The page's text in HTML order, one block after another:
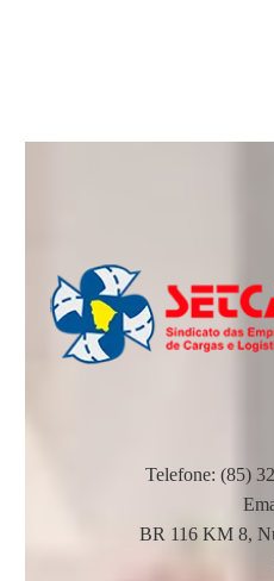
Telefone: (85)
BR 116 KM 8,